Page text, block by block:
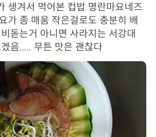
생겨서 먹어본 컵밥 명란마요네즈
가 좀 매움 작은걸로도 충분히 배
돋는거 아니면 사라지는 서강대
음..... 무튼 맛은 괜찮다